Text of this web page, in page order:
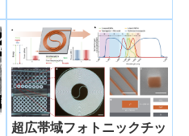
超広帯域フォトニックチッ